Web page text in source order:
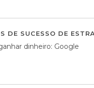
DE SUCESSO DE
dinheiro: Google